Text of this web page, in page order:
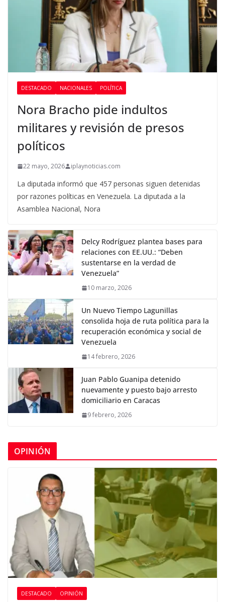
DESTACADO NACIONALES POLÍTICA
Nora Bracho pide indultos
militares y revisión de presos
políticos
22 mayo, 2026 iplaynoticias.com
La diputada informó que 457 personas siguen detenidas
por razones políticas en Venezuela. La diputada a la
Asamblea Nacional, Nora
Delcy Rodríguez plantea bases para
relaciones con EE.UU.: “Deben
sustentarse en la verdad de
Venezuela”
10 marzo, 2026
Un Nuevo Tiempo Lagunillas
consolida hoja de ruta política para la
recuperación económica y social de
Venezuela
14 febrero, 2026
Juan Pablo Guanipa detenido
nuevamente y puesto bajo arresto
domiciliario en Caracas
9 febrero, 2026
OPINIÓN
DESTACADO OPINIÓN